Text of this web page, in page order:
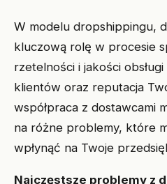
W modelu dropshippingu,
kluczową rolę w procesie
rzetelności i jakości
klientów oraz reputacja
współpraca z dostawcami
na różne problemy, które
wpłynąć na Twoje
Najczęstsze problemy z